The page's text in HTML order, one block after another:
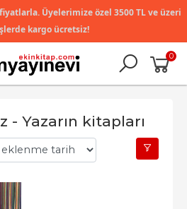
Üyelerimize özel 3500 TL ve üzeri
kargo ücretsiz!
0
- Yazarın kitapları